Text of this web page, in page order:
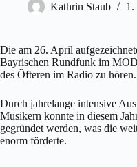
Kathrin Staub 1.
Die am 26. April
Bayrischen Rundfunk im
des Öfteren im Radio zu hören.
Durch jahrelange intensive
Musikern konnte in diesem
gegründet werden, was die
enorm förderte.